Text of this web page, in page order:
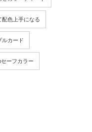
配色上手になる
ルカード
ーフカラー